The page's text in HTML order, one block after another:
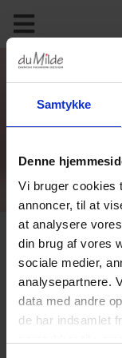
Samtykke
Denne
Vi bruger cookies
annoncer, til at
at analysere
din brug af vores
sociale medier,
analysepartnere.
data med andre
de har indsamlet